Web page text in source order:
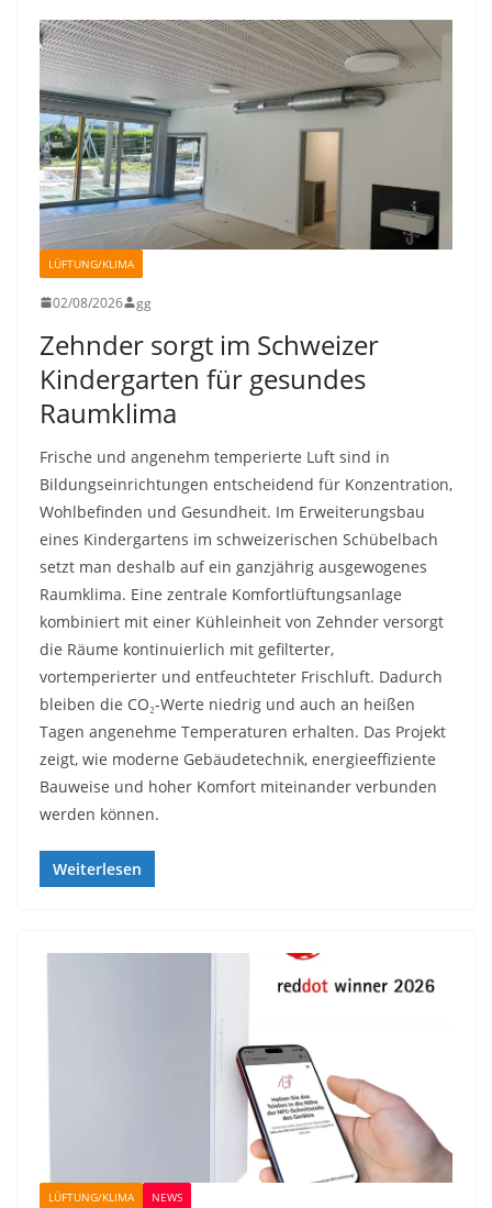
LÜFTUNG/KLIMA
02/08/2026 gg
Zehnder sorgt im Schweizer
Kindergarten für gesundes
Raumklima
Frische und angenehm temperierte Luft sind in
Bildungseinrichtungen entscheidend für Konzentration,
Wohlbefinden und Gesundheit. Im Erweiterungsbau
eines Kindergartens im schweizerischen Schübelbach
setzt man deshalb auf ein ganzjährig ausgewogenes
Raumklima. Eine zentrale Komfortlüftungsanlage
kombiniert mit einer Kühleinheit von Zehnder versorgt
die Räume kontinuierlich mit gefilterter,
vortemperierter und entfeuchteter Frischluft. Dadurch
bleiben die CO₂-Werte niedrig und auch an heißen
Tagen angenehme Temperaturen erhalten. Das Projekt
zeigt, wie moderne Gebäudetechnik, energieeffiziente
Bauweise und hoher Komfort miteinander verbunden
werden können.
Weiterlesen
LÜFTUNG/KLIMA NEWS